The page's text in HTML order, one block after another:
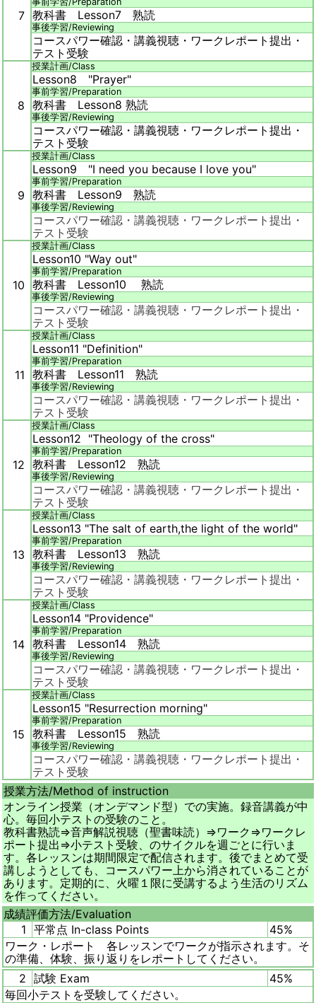
7 教科書 Lesson7 熟読
事後学習/Reviewing
コースパワー確認・講義視聴・ワークレポート提出・
テスト受験
8
授業計画/Class
Lesson8 "Prayer"
事前学習/Preparation
教科書 Lesson8 熟読
事後学習/Reviewing
コースパワー確認・講義視聴・ワークレポート提出・
テスト受験
9
授業計画/Class
Lesson9 "I need you because I love you"
事前学習/Preparation
教科書 Lesson9 熟読
事後学習/Reviewing
コースパワー確認・講義視聴・ワークレポート提出・
テスト受験
10
授業計画/Class
Lesson10 "Way out"
事前学習/Preparation
教科書 Lesson10 熟読
事後学習/Reviewing
コースパワー確認・講義視聴・ワークレポート提出・
テスト受験
11
授業計画/Class
Lesson11 "Definition"
事前学習/Preparation
教科書 Lesson11 熟読
事後学習/Reviewing
コースパワー確認・講義視聴・ワークレポート提出・
テスト受験
12
授業計画/Class
Lesson12 "Theology of the cross"
事前学習/Preparation
教科書 Lesson12 熟読
事後学習/Reviewing
コースパワー確認・講義視聴・ワークレポート提出・
テスト受験
13
授業計画/Class
Lesson13 "The salt of earth,the light of the world"
事前学習/Preparation
教科書 Lesson13 熟読
事後学習/Reviewing
コースパワー確認・講義視聴・ワークレポート提出・
テスト受験
14
授業計画/Class
Lesson14 "Providence"
事前学習/Preparation
教科書 Lesson14 熟読
事後学習/Reviewing
コースパワー確認・講義視聴・ワークレポート提出・
テスト受験
15
授業計画/Class
Lesson15 "Resurrection morning"
事前学習/Preparation
教科書 Lesson15 熟読
事後学習/Reviewing
コースパワー確認・講義視聴・ワークレポート提出・
テスト受験
授業方法/Method of instruction
オンライン授業（オンデマンド型）での実施。録音講義が中
心。毎回小テストの受験のこと。
教科書熟読⇒音声解説視聴（聖書味読）⇒ワーク⇒ワークレ
ポート提出⇒小テスト受験、のサイクルを週ごとに行いま
す。各レッスンは期間限定で配信されます。後でまとめて受
講しようとしても、コースパワー上から消されていることが
あります。定期的に、火曜１限に受講するよう生活のリズム
を作ってください。
成績評価方法/Evaluation
1 平常点 In-class Points
45%
ワーク・レポート 各レッスンでワークが指示されます。そ
の準備、体験、振り返りをレポートしてください。
2 試験 Exam
45%
毎回小テストを受験してください。